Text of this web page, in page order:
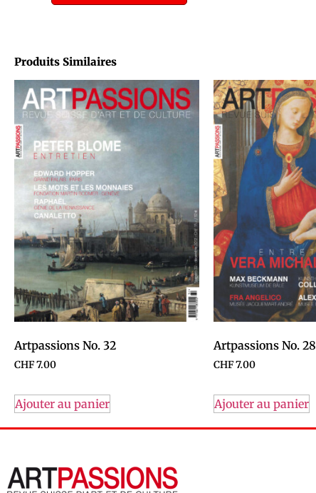
Produits Similaires
Artpassions No. 32
CHF7.00
Ajouter au panier
Artpassions No. 28
CHF7.00
Ajouter au panier